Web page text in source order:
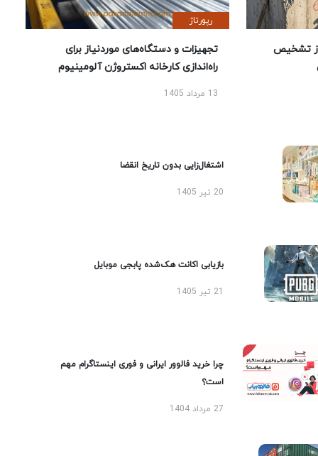
تشخیص
رپورتاژ
تجهیزات و دستگاه‌های موردنیاز برای
راه‌اندازی کارخانه اکستروژن آلومینیوم
13 مرداد 1405
اشتغال‌زایی بدون تاریخ انقضا
20 تیر 1405
بازیابی اکانت هک‌شده پابجی موبایل
چرا خرید فالوور ایرانی و فوری اینستاگرام مهم
است؟
27 مرداد 1404